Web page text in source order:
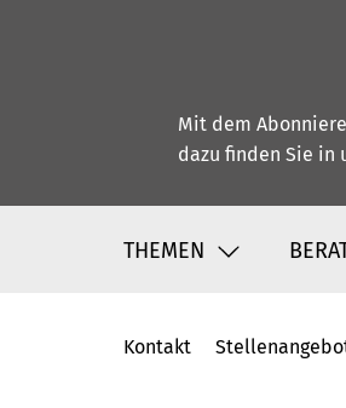
Mit dem
dazu finden Sie in
THEMEN
Fußbereich
Kontakt